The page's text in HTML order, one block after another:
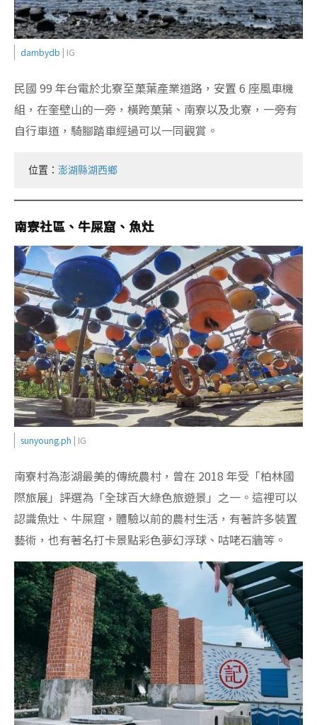
dambydb | IG
民國 99 年台電於北寮至菓葉產業道路，安置 6 座風車機
組，在奎壁山的一旁，橫跨菓葉、南寮以及北寮，一旁有
自行車道，騎腳踏車經過可以一同觀賞。
位置： 澎湖縣湖西鄉
南寮社區、牛屎窟、魚灶
sunyoung.ph | IG
南寮村為澎湖最美的傳統農村，曾在 2018 年受「柏林國
際旅展」評選為「全球百大綠色旅遊景」之一。這裡可以
認識魚灶、牛屎窟，體驗以前的農村生活，有著許多裝置
藝術，也有著名打卡景點彩色夢幻浮球、咕咾石牆等。